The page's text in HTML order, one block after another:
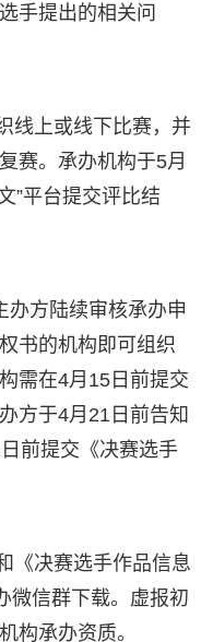
手提出的相关问
线上或线下比赛，并
赛。承办机构于5月
”平台提交评比结
办方陆续审核承办申
书的机构即可组织
需在4月15日前提交
方于4月21日前告知
前提交《决赛选手
《决赛选手作品信息
微信群下载。虚报初
构承办资质。